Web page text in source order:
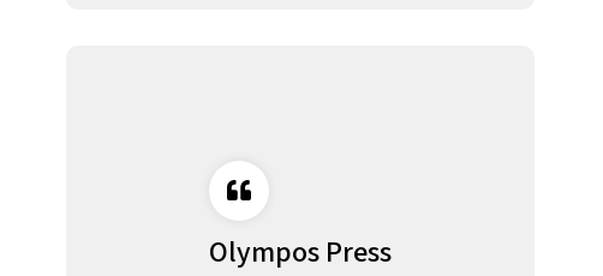
Olympos Press